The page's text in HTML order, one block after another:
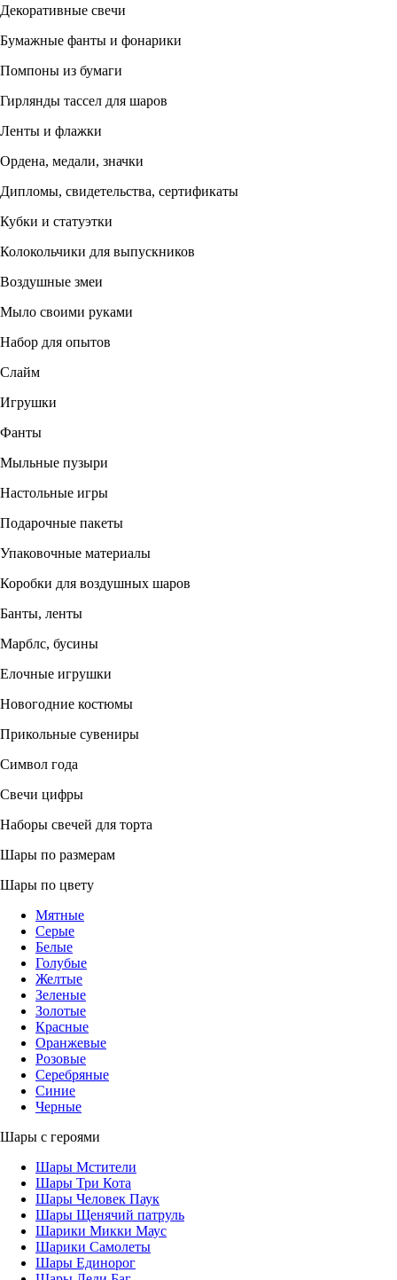
Декоративные свечи
Бумажные фанты и фонарики
Помпоны из бумаги
Гирлянды тассел для шаров
Ленты и флажки
Ордена, медали, значки
Дипломы, свидетельства, сертификаты
Кубки и статуэтки
Колокольчики для выпускников
Воздушные змеи
Мыло своими руками
Набор для опытов
Слайм
Игрушки
Фанты
Мыльные пузыри
Настольные игры
Подарочные пакеты
Упаковочные материалы
Коробки для воздушных шаров
Банты, ленты
Марблс, бусины
Елочные игрушки
Новогодние костюмы
Прикольные сувениры
Символ года
Свечи цифры
Наборы свечей для торта
Шары по размерам
Шары по цвету
Мятные
Серые
Белые
Голубые
Желтые
Зеленые
Золотые
Красные
Оранжевые
Розовые
Серебряные
Синие
Черные
Шары с героями
Шары Мстители
Шары Три Кота
Шары Человек Паук
Шары Щенячий патруль
Шарики Микки Маус
Шарики Самолеты
Шары Единорог